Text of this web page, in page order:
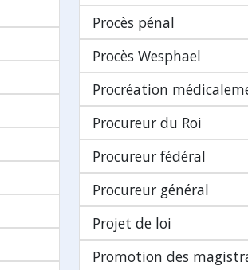
Procès pénal
Procès Wesphael
Procréation
Procureur du Roi
Procureur fédéral
Procureur général
Projet de loi
Promotion des